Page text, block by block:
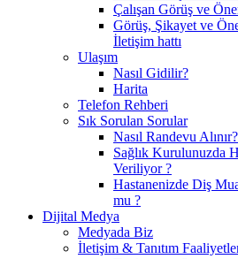
Çalışan Görüş ve
Görüş, Şikayet ve
İletişim hattı
Ulaşım
Nasıl Gidilir?
Harita
Telefon Rehberi
Sık Sorulan Sorular
Nasıl Randevu Alınır?
Sağlık Kurulunuzda
Veriliyor ?
Hastanenizde Diş
mu ?
Dijital Medya
Medyada Biz
İletişim & Tanıtım